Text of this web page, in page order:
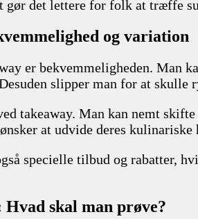
det lettere for folk at træffe
og variation
er bekvemmeligheden.
slipper man for at skulle
takeaway. Man kan nemt
at udvide deres kulinariske
specielle tilbud og rabatter,
skal man prøve?